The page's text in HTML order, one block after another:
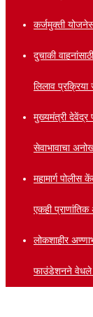
कर्जमुक्ती
दुचाकी
लिलाव प्रक्रिया
मुख्यमंत्री देवेंद्र
सेवाभावाचा
महामार्ग पोलीस
एकही प्राणांतिक
लोकशाहीर
फाउंडेशनने वेधले